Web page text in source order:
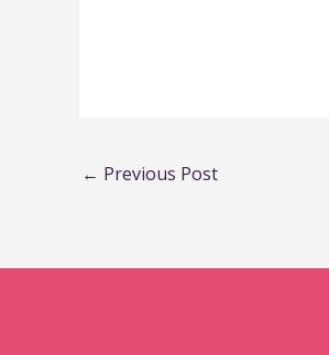
← Previous Post